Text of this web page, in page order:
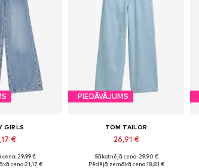
GIRLS
€
izmēros
29,99 €
cena:21,17 €
PIEDĀVĀJUMS
TOM TAILOR
26,91 €
Pieejams daudzos izmēros
Sākotnējā cena: 29,90 €
Pēdējā zemākā cena:18,81 €